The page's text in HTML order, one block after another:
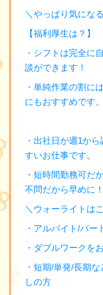
＼やっぱり気にな
【福利厚生は？】
・シフトは完全に
談ができます！
・単純作業の割に
にもおすすめです。
・出社日が週1か
すいお仕事です。
・短時間勤務可だ
不問だから早めに！
＼ウォーライトは
・アルバイト/パー
・ダブルワークを
・短期/単発/長期
しの方